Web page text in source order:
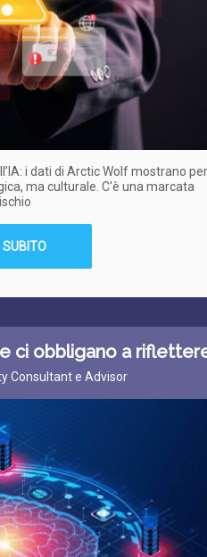
i dati di Arctic Wolf mostrano
ma culturale. C'è una marcata
SUBITO
ci obbligano a
Consultant e Advisor